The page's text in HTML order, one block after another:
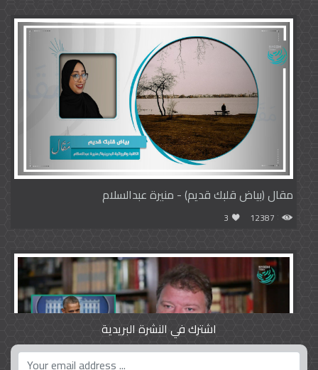
مقال (بياض قلبك قديم) - منيرة عبدالسلام
12387
3
اشترك في النشرة البريدية